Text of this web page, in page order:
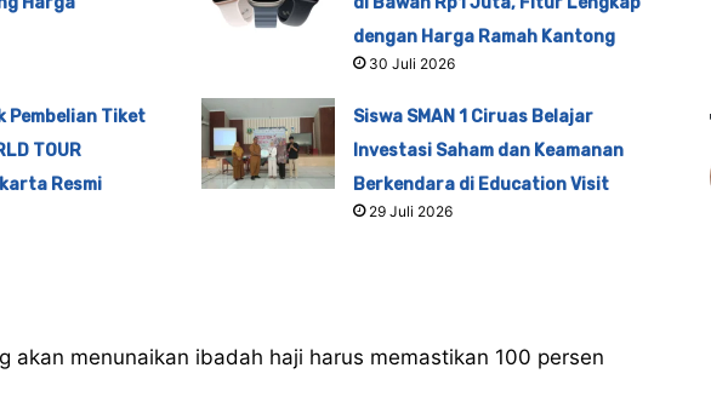
dengan Harga Ramah Kantong
30 Juli 2026
Pembelian Tiket
TOUR
Resmi
Siswa SMAN 1 Ciruas Belajar
Investasi Saham dan Keamanan
Berkendara di Education Visit
29 Juli 2026
akan menunaikan ibadah haji harus memastikan 100 persen